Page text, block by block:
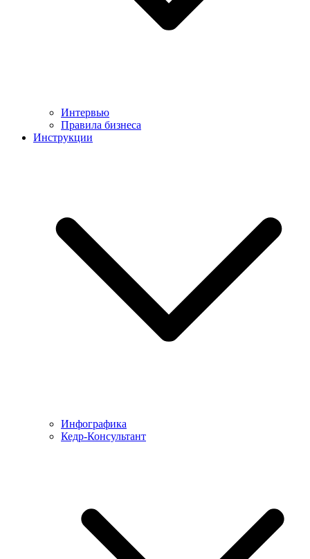
Интервью
Правила бизнеса
Инструкции
Инфографика
Кедр-Консультант